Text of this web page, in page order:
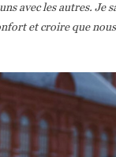
avec les autres. Je
et croire que